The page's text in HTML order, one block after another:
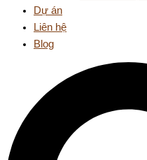
Dự án
Liên hệ
Blog